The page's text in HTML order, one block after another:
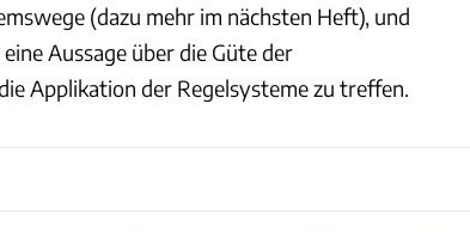
(dazu mehr im nächsten Heft), und
Aussage über die Güte der
Applikation der Regelsysteme zu treffen.